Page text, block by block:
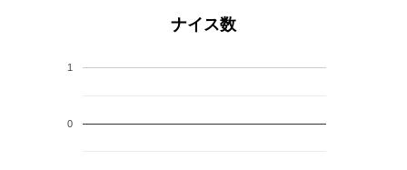
ナイス数
0
1